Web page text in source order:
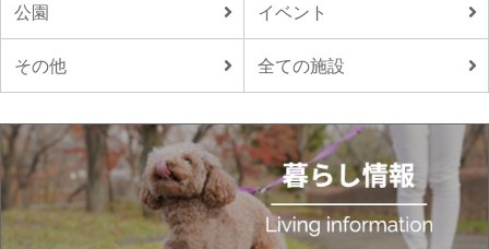
公園 イベント
その他 全ての施設